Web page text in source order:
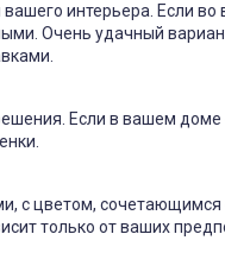
интерьера. Если
Очень удачный
Если в вашем
с цветом,
только от ваших